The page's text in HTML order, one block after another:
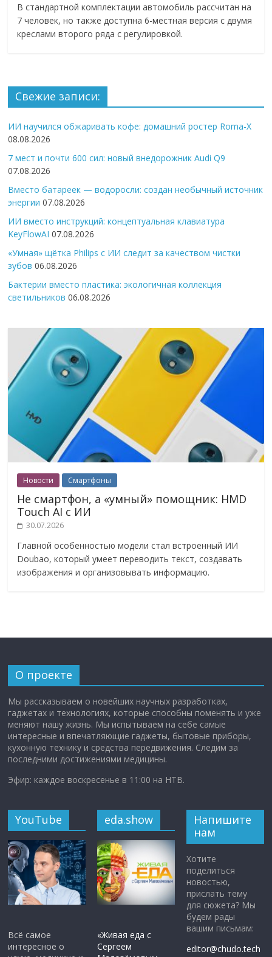
В стандартной комплектации автомобиль рассчитан на
7 человек, но также доступна 6-местная версия с двумя
креслами второго ряда с регулировкой.
Свежие записи:
ИИ научился обжаривать кофе: домашний ростер Roma-X
08.08.2026
7 мест и почти 600 сил: новый внедорожник Audi Q9
07.08.2026
Вместо батареек — водоросли: создан необычный источник
энергии 07.08.2026
ИИ вместо инструкций: концептуальная клавиатура
KeyFlowAI 07.08.2026
«Умная» щётка Philips с ИИ следит за качеством чистки
зубов 06.08.2026
Бактерии вместо пластика: экологичная коллекция
светильников 06.08.2026
Новости Смартфоны
Не смартфон, а «умный» помощник: HMD
Touch AI с ИИ
30.07.2026
Главной особенностью модели стал встроенный ИИ
Doubao, который умеет переводить текст, создавать
изображения и организовывать информацию.
О проекте
Мы рассказываем о новейших научных разработках,
гаджетах и технологиях, которые способны поменять и уже
меняют нашу жизнь. Мы испытываем на себе самые
интересные и впечатляющие гаджеты, бытовые приборы,
кухонную технику и средства передвижения. Следим за
последними достижениями медицины.
Эфир: каждое воскресенье в 11:00 на НТВ.
YouTube
Всё самое
интересное о
eda.show
«Живая еда с
Сергеем
Напишите
нам
Хотите
поделиться
новостью,
прислать тему
для сюжета? Мы
будем рады
вашим письмам:
editor@chudo.tech